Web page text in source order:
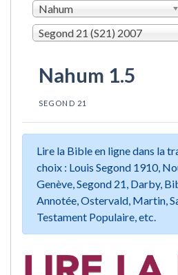
Nahum
Segond 21 (S21) 2007
Nahum 1.5
SEGOND 21
Lire la Bible en ligne dans la
choix : Louis Segond 1910,
Genève, Segond 21, Darby,
Annotée, Ostervald, Martin,
Testament Populaire, etc.